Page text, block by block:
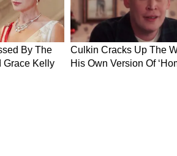
है, जो दिखने में बिल्कुल रौलेक्स जैसी